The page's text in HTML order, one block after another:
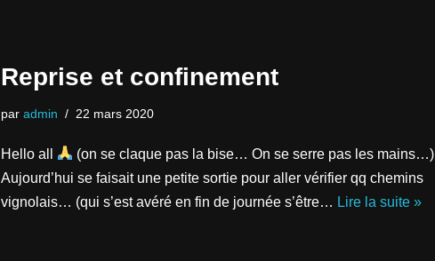
Reprise et confinement
par admin 22 mars 2020
Hello all
(on se claque pas la bise… On se serre pas les mains…)
Aujourd’hui se faisait une petite sortie pour aller vérifier qq chemins
vignolais… (qui s’est avéré en fin de journée s’être… Lire la suite »